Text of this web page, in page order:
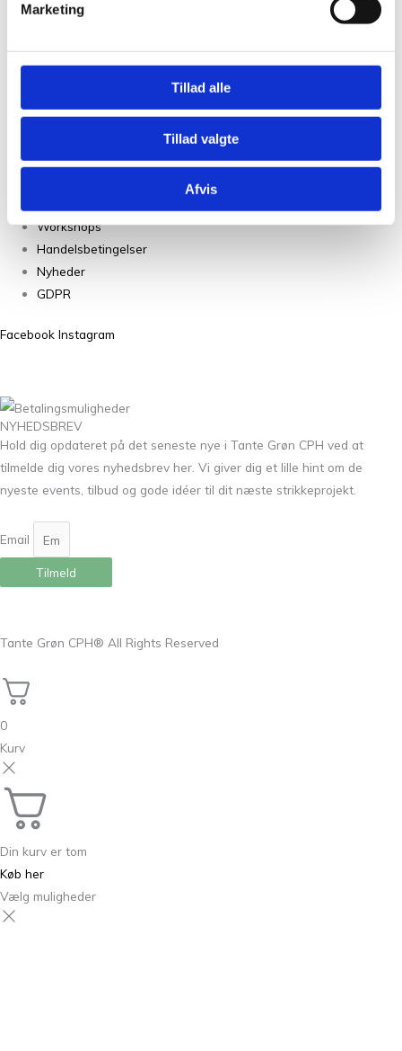
Marketing
Tillad alle
Tillad valgte
Afvis
DK-1860 Frederiksberg
CVR 46618637
Om Os
Workshops
Handelsbetingelser
Nyheder
GDPR
Facebook Instagram
NYHEDSBREV
Hold dig opdateret på det seneste nye i Tante Grøn CPH ved at
tilmelde dig vores nyhedsbrev her. Vi giver dig et lille hint om de
nyeste events, tilbud og gode idéer til dit næste strikkeprojekt.
Email
Tilmeld
Tante Grøn CPH® All Rights Reserved
0
Kurv
Din kurv er tom
Køb her
Vælg muligheder